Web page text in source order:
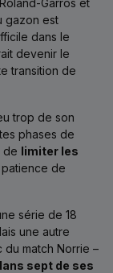
Garros et
gazon est
dans le
devenir le
transition de
trop de son
phases de
de limiter les
de
série de 18
une autre
match Norrie –
sept de ses